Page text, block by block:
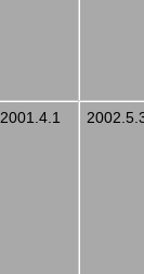
2001.4.1